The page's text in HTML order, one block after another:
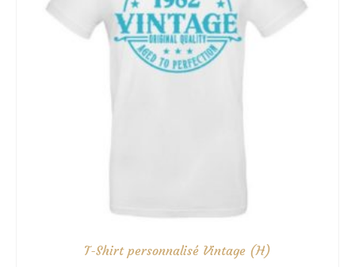
T-Shirt personnalisé Vintage (H)